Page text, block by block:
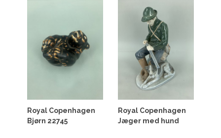
Royal Copenhagen
Bjørn 22745
Royal Copenhagen
Jæger med hund